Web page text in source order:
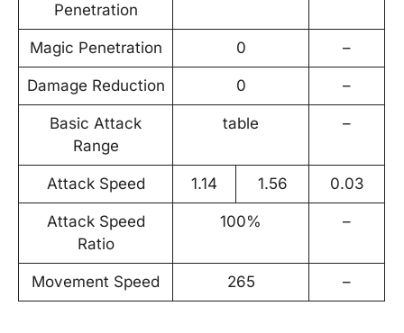
Penetration
Magic Penetration 0 –
Damage Reduction 0 –
Basic Attack
Range
table –
Attack Speed 1.14 1.56 0.03
Attack Speed
Ratio
100% –
Movement Speed 265 –